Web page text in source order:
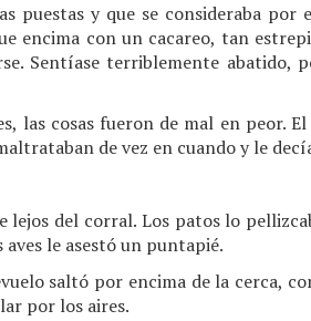
puestas y que se consideraba por
encima con un cacareo, tan
Sentíase terriblemente abatido,
las cosas fueron de mal en peor.
de vez en cuando y le
lejos del corral. Los patos lo
le asestó un puntapié.
saltó por encima de la cerca,
por los aires.